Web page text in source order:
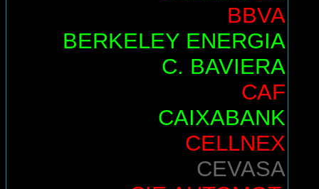
BBVA
BERKELEY ENERGIA
C. BAVIERA
CAF
CAIXABANK
CELLNEX
CEVASA